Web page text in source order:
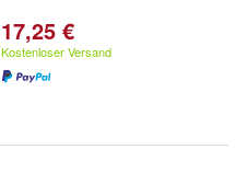
17,25 €
Kostenloser Versand